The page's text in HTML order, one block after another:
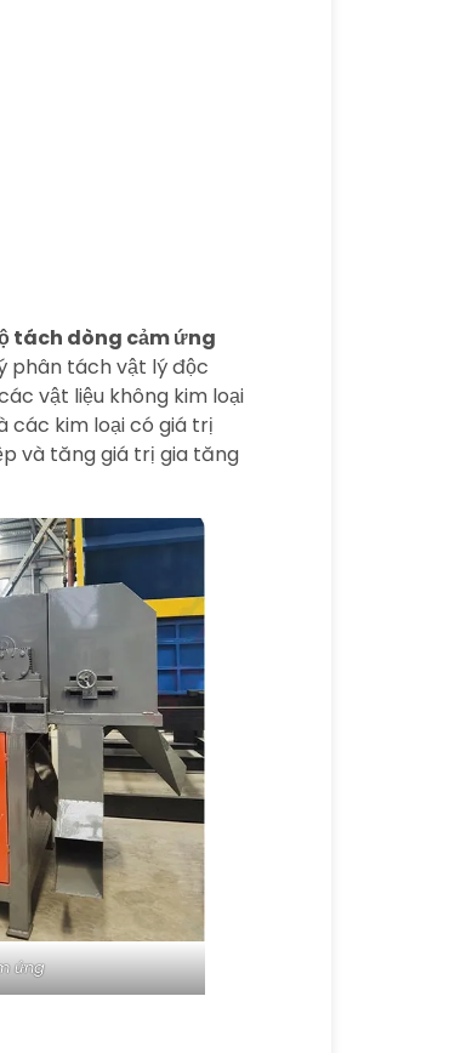
tách dòng cảm ứng
phân tách vật lý độc
vật liệu không kim loại
các kim loại có giá trị
và tăng giá trị gia tăng
ứng